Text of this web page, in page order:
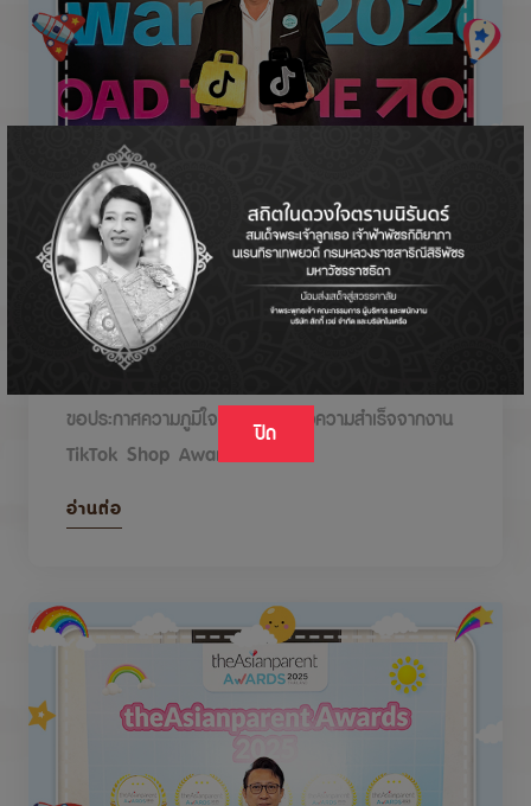
ปิด
DODOLOVE รับรางวัลในงาน TikTok Shop
Awards 2026
ขอประกาศความภูมิใจกับรางวัลแห่งความสำเร็จจากงาน
TikTok Shop Awards 2026
อ่านต่อ